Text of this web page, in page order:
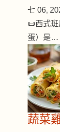
七 06,
📜西式
蛋）是…
蔬菜